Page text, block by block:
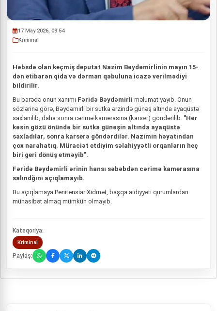
17 May 2026, 09:54
Kriminal
Həbsdə olan keçmiş deputat Nazim Bəydəmirlinin mayın 15-
dən etibarən qida və dərman qəbuluna icazə verilmədiyi
bildirilir.
Bu barədə onun xanımı Fəridə Bəydəmirli məlumat yayıb. Onun
sözlərinə görə, Bəydəmirli bir sutka ərzində günəş altında ayaqüstə
saxlanılıb, daha sonra cərimə kamerasına (karser) göndərilib: "Hər
kəsin gözü önündə bir sutka günəşin altında ayaqüstə
saxladılar, sonra karserə göndərdilər. Nazimin həyatından
çox narahatıq. Müraciət etdiyim səlahiyyətli orqanların heç
biri geri dönüş etməyib".
Fəridə Bəydəmirli ərinin hansı səbəbdən cərimə kamerasına
salındğını açıqlamayıb.
Bu açıqlamaya Penitensiar Xidmət, başqa aidiyyəti qurumlardan
münasibət almaq mümkün olmayıb.
Kateqoriya:
Kriminal
Paylaş: